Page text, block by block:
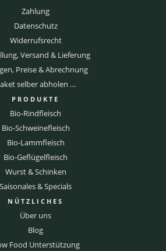
Zahlung
Datenschutz
Widerrufsrecht
Versand & Lieferung
Preise & Abrechnung
selber abholen …
PRODUKTE
Bio-Rindfleisch
Bio-Schweinefleisch
Bio-Lammfleisch
Bio-Geflügelfleisch
Wurst & Schinken
Saisonales & Specials
NÜTZLICHES
Über uns
Blog
Food Unterstützung